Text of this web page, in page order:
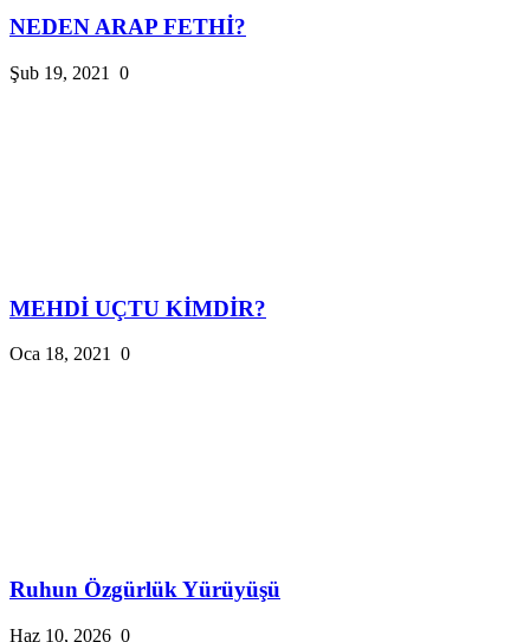
NEDEN ARAP FETHİ?
Şub 19, 2021 0
MEHDİ UÇTU KİMDİR?
Oca 18, 2021 0
Ruhun Özgürlük Yürüyüşü
Haz 10, 2026 0